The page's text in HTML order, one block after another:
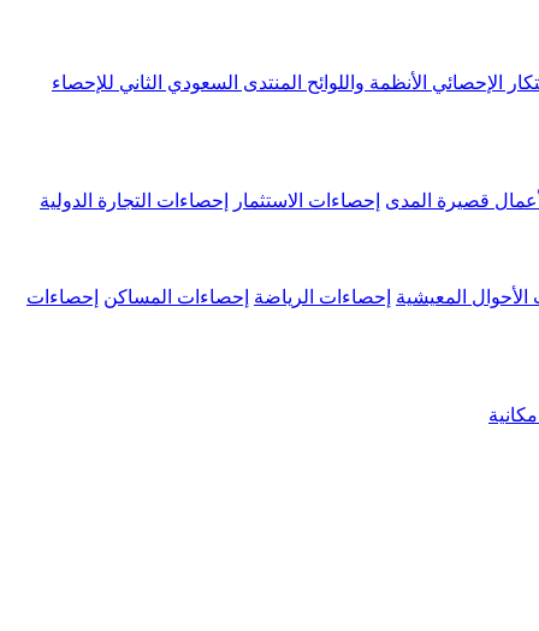
الإحصائي الأنظمة واللوائح المنتدى السعودي الثاني للإحصاء
قصيرة المدى إحصاءات الاستثمار إحصاءات التجارة الدولية
الأحوال المعيشية إحصاءات الرياضة إحصاءات المساكن إحصاءات